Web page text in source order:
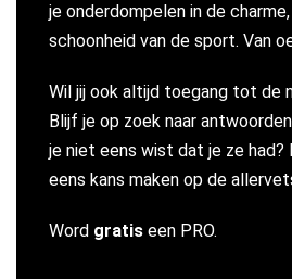
je onderdompelen in de
schoonheid van de sport. Van
Wil jij ook altijd toegang tot de
Blijf je op zoek naar
je niet eens wist dat je ze had?
eens kans maken op de
Word gratis een PRO.